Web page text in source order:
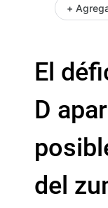
+
El
D
del